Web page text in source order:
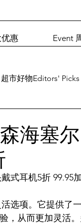
惠 Event
超市好物Editors'
海塞
式耳机5折 99.95
选项。它提供了
，从而更加灵活